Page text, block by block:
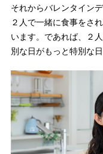
それからバレンタイン
２人で一緒に食事をさ
います。であれば、２
別な日がもっと特別な